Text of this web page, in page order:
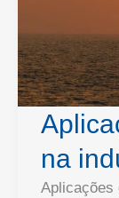
na
Aplicações